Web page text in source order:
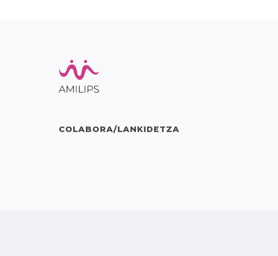
COLABORA/LANKIDETZA